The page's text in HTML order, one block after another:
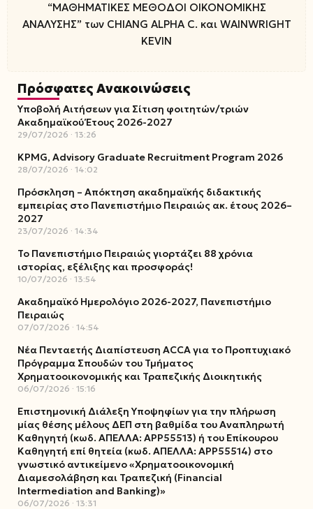
“ΜΑΘΗΜΑΤΙΚΕΣ ΜΕΘΟΔΟΙ ΟΙΚΟΝΟΜΙΚΗΣ
ΑΝΑΛΥΣΗΣ” των CHIANG ALPHA C. και WAINWRIGHT
KEVIN
Πρόσφατες Ανακοινώσεις
Υποβολή Αιτήσεων για Σίτιση φοιτητών/τριών
Ακαδημαϊκού Έτους 2026-2027
29/07/2026 13:26
KPMG, Advisory Graduate Recruitment Program 2026
28/07/2026 14:02
Πρόσκληση – Απόκτηση ακαδημαϊκής διδακτικής
εμπειρίας στο Πανεπιστήμιο Πειραιώς ακ. έτους 2026–
2027
23/07/2026 14:34
Το Πανεπιστήμιο Πειραιώς γιορτάζει 88 χρόνια
ιστορίας, εξέλιξης και προσφοράς!
10/07/2026 13:54
Ακαδημαϊκό Ημερολόγιο 2026-2027, Πανεπιστήμιο
Πειραιώς
07/07/2026 14:54
Νέα Πενταετής Διαπίστευση ACCA για το Προπτυχιακό
Πρόγραμμα Σπουδών του Τμήματος
Χρηματοοικονομικής και Τραπεζικής Διοικητικής
06/07/2026 15:16
Επιστημονική Διάλεξη Υποψηφίων για την πλήρωση
μίας θέσης μέλους ΔΕΠ στη βαθμίδα του Αναπληρωτή
Καθηγητή (κωδ. ΑΠΕΛΛΑ: ΑΡΡ55513) ή του Επίκουρου
Καθηγητή επί θητεία (κωδ. ΑΠΕΛΛΑ: ΑΡΡ55514) στο
γνωστικό αντικείμενο «Χρηματοοικονομική
Διαμεσολάβηση και Τραπεζική (Financial
Intermediation and Banking)»
06/07/2026 13:31